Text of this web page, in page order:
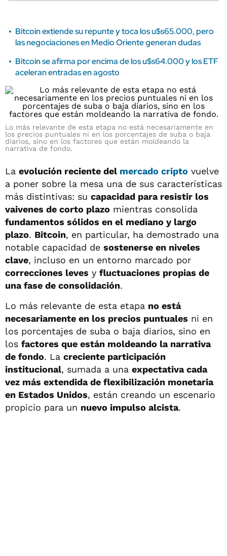
Bitcoin extiende su repunte y toca los u$s65.000, pero
las negociaciones en Medio Oriente generan dudas
Bitcoin se afirma por encima de los u$s64.000 y los ETF
aceleran entradas en agosto
Lo más relevante de esta etapa no está necesariamente en
los precios puntuales ni en los porcentajes de suba o baja
diarios, sino en los factores que están moldeando la
narrativa de fondo.
La evolución reciente del mercado cripto vuelve
a poner sobre la mesa una de sus características
más distintivas: su capacidad para resistir los
vaivenes de corto plazo mientras consolida
fundamentos sólidos en el mediano y largo
plazo. Bitcoin, en particular, ha demostrado una
notable capacidad de sostenerse en niveles
clave, incluso en un entorno marcado por
correcciones leves y fluctuaciones propias de
una fase de consolidación.
Lo más relevante de esta etapa no está
necesariamente en los precios puntuales ni en
los porcentajes de suba o baja diarios, sino en
los factores que están moldeando la narrativa
de fondo. La creciente participación
institucional, sumada a una expectativa cada
vez más extendida de flexibilización monetaria
en Estados Unidos, están creando un escenario
propicio para un nuevo impulso alcista.